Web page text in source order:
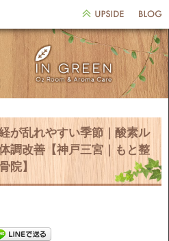
が乱れやすい季節｜酸素ル
調改善【神戸三宮｜もと整
院】